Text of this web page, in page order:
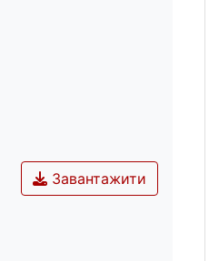
Завантажити